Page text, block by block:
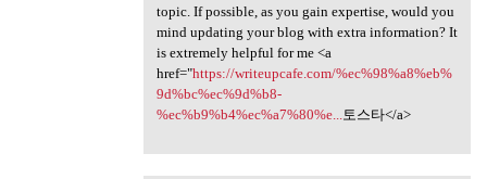
topic. If possible, as you gain expertise, would you
mind updating your blog with extra information? It
is extremely helpful for me <a
href="https://writeupcafe.com/%ec%98%a8%eb%
9d%bc%ec%9d%b8-
%ec%b9%b4%ec%a7%80%e...
토스타</a>